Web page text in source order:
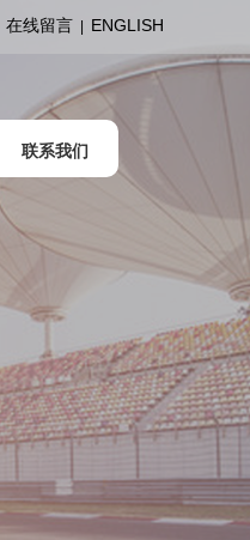
在线留言 ENGLISH
联系我们